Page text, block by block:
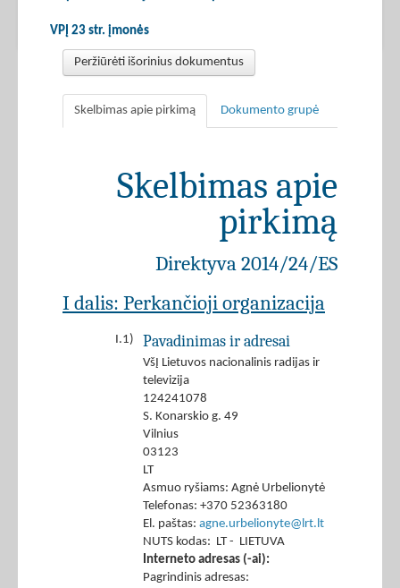
VPĮ 23 str. įmonės
Peržiūrėti išorinius dokumentus
Skelbimas apie pirkimą Dokumento grupė
Skelbimas apie
pirkimą
Direktyva 2014/24/ES
I dalis: Perkančioji organizacija
I.1) Pavadinimas ir adresai
VšĮ Lietuvos nacionalinis radijas ir
televizija
124241078
S. Konarskio g. 49
Vilnius
03123
LT
Asmuo ryšiams: Agnė Urbelionytė
Telefonas: +370 52363180
El. paštas: agne.urbelionyte@lrt.lt
NUTS kodas: LT - LIETUVA
Interneto adresas (-ai):
Pagrindinis adresas: